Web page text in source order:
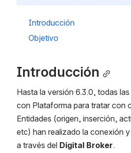
Introducción
Objetivo
Introducción
Hasta la versión 6.3.0, todas
con Plataforma para tratar con
Entidades (origen, inserción,
etc) han realizado la conexión
a través del Digital Broker.